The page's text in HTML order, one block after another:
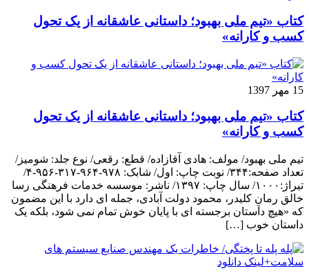
کتاب «تیم ملی بهبود؛ داستانی عاشقانه از یک تحول
کسب و کارانه»
15 مهر 1397
کتاب «تیم ملی بهبود؛ داستانی عاشقانه از یک تحول
کسب و کارانه»
تیم ملی بهبود/ مولف: هادی آقازاده/ قطع: رقعی/ نوع جلد: شومیز/
تعداد صفحه:۳۴۴/ نوبت چاپ: اول/ شابک: ۹۷۸-۹۶۴-۳۱۷-۹۵۶-۴/
تیراژ:۱۰۰۰/ سال چاپ: ۱۳۹۷/ ناشر: موسسه خدمات فرهنگی رسا
خالق رمانِ کلیدر، محمود دولت آبادی، جمله ای دارد با این مضمون
که «هیچ داستان برجسته ای با پایان خوش تمام نمی شود، بلکه یک
داستان خوب […]